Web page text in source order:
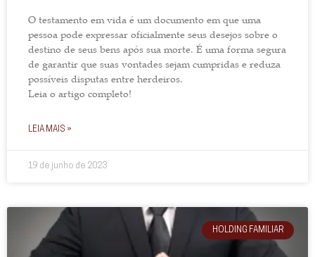
O testamento em vida é um documento em que uma
pessoa pode expressar oficialmente seus desejos sobre o
destino de seus bens após sua morte. É uma forma segura
de garantir que suas vontades sejam cumpridas e reduza
possíveis disputas entre herdeiros.
Leia o artigo completo!
LEIA MAIS »
19 de junho de 2023
HOLDING FAMILIAR